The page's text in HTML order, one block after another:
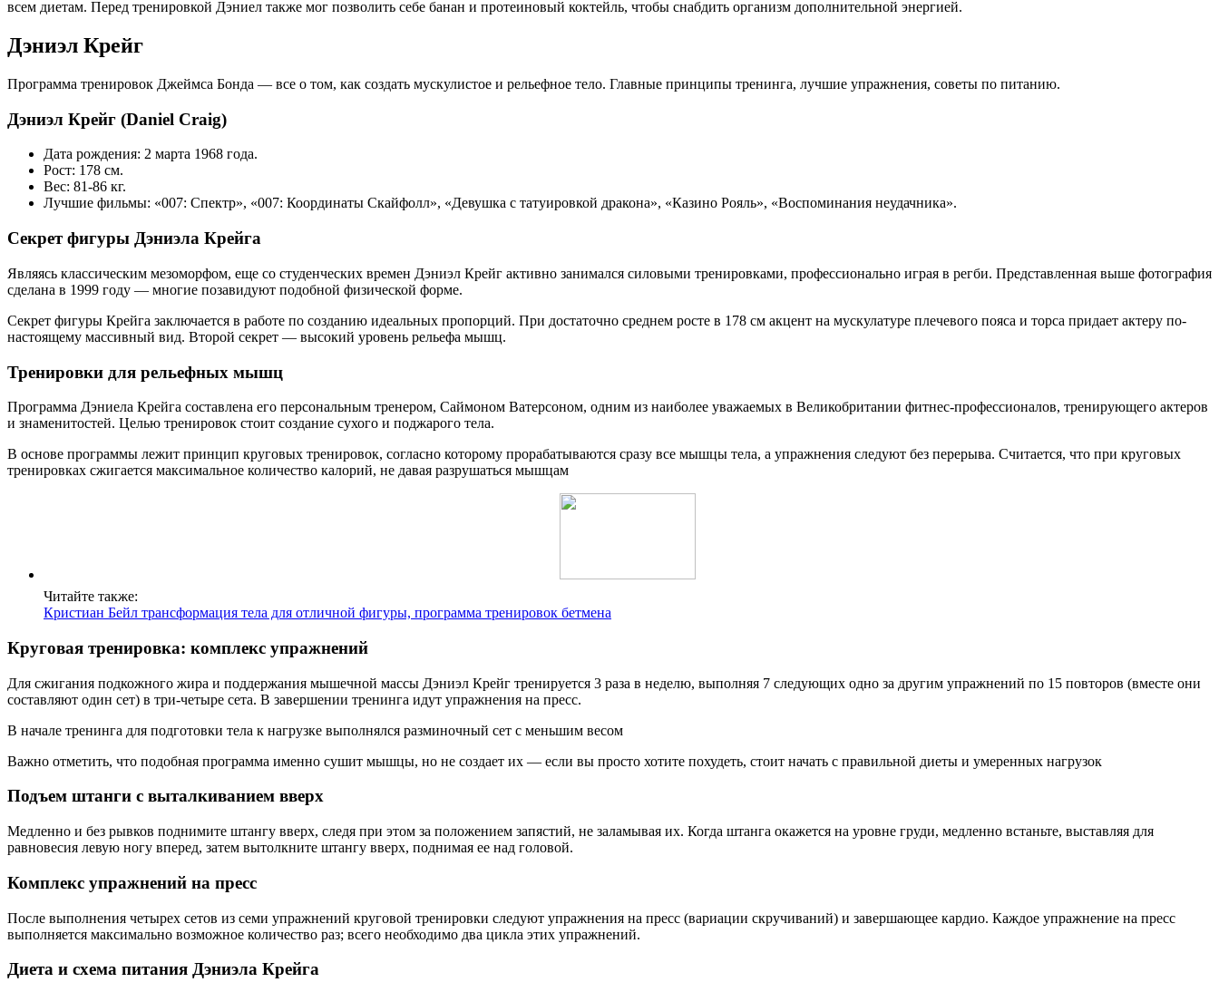
всем диетам. Перед тренировкой Дэниел также мог позволить себе банан и протеиновый коктейль, чтобы снабдить организм дополнительной энергией.
Дэниэл Крейг
Программа тренировок Джеймса Бонда — все о том, как создать мускулистое и рельефное тело. Главные принципы тренинга, лучшие упражнения, советы по питанию.
Дэниэл Крейг (Daniel Craig)
Дата рождения: 2 марта 1968 года.
Рост: 178 см.
Вес: 81-86 кг.
Лучшие фильмы: «007: Спектр», «007: Координаты Скайфолл», «Девушка с татуировкой дракона», «Казино Рояль», «Воспоминания неудачника».
Секрет фигуры Дэниэла Крейга
Являясь классическим мезоморфом, еще со студенческих времен Дэниэл Крейг активно занимался силовыми тренировками, профессионально играя в регби. Представленная выше фотография
сделана в 1999 году — многие позавидуют подобной физической форме.
Секрет фигуры Крейга заключается в работе по созданию идеальных пропорций. При достаточно среднем росте в 178 см акцент на мускулатуре плечевого пояса и торса придает актеру по-
настоящему массивный вид. Второй секрет — высокий уровень рельефа мышц.
Тренировки для рельефных мышц
Программа Дэниела Крейга составлена его персональным тренером, Саймоном Ватерсоном, одним из наиболее уважаемых в Великобритании фитнес-профессионалов, тренирующего актеров
и знаменитостей. Целью тренировок стоит создание сухого и поджарого тела.
В основе программы лежит принцип круговых тренировок, согласно которому прорабатываются сразу все мышцы тела, а упражнения следуют без перерыва. Считается, что при круговых
тренировках сжигается максимальное количество калорий, не давая разрушаться мышцам
Читайте также:
Кристиан Бейл трансформация тела для отличной фигуры, программа тренировок бетмена
Круговая тренировка: комплекс упражнений
Для сжигания подкожного жира и поддержания мышечной массы Дэниэл Крейг тренируется 3 раза в неделю, выполняя 7 следующих одно за другим упражнений по 15 повторов (вместе они
составляют один сет) в три-четыре сета. В завершении тренинга идут упражнения на пресс.
В начале тренинга для подготовки тела к нагрузке выполнялся разминочный сет с меньшим весом
Важно отметить, что подобная программа именно сушит мышцы, но не создает их — если вы просто хотите похудеть, стоит начать с правильной диеты и умеренных нагрузок
Подъем штанги с выталкиванием вверх
Медленно и без рывков поднимите штангу вверх, следя при этом за положением запястий, не заламывая их. Когда штанга окажется на уровне груди, медленно встаньте, выставляя для
равновесия левую ногу вперед, затем вытолкните штангу вверх, поднимая ее над головой.
Комплекс упражнений на пресс
После выполнения четырех сетов из семи упражнений круговой тренировки следуют упражнения на пресс (вариации скручиваний) и завершающее кардио. Каждое упражнение на пресс
выполняется максимально возможное количество раз; всего необходимо два цикла этих упражнений.
Диета и схема питания Дэниэла Крейга